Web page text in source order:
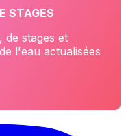
STAGES
de stages et
l'eau actualisées